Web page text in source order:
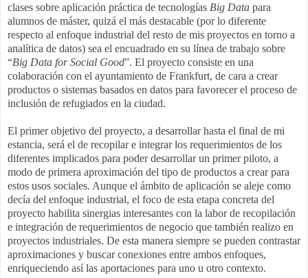
clases sobre aplicación práctica de tecnologías Big Data para
alumnos de máster, quizá el más destacable (por lo diferente
respecto al enfoque industrial del resto de mis proyectos en torno a
analítica de datos) sea el encuadrado en su línea de trabajo sobre
“Big Data for Social Good”. El proyecto consiste en una
colaboración con el ayuntamiento de Frankfurt, de cara a crear
productos o sistemas basados en datos para favorecer el proceso de
inclusión de refugiados en la ciudad.
El primer objetivo del proyecto, a desarrollar hasta el final de mi
estancia, será el de recopilar e integrar los requerimientos de los
diferentes implicados para poder desarrollar un primer piloto, a
modo de primera aproximación del tipo de productos a crear para
estos usos sociales. Aunque el ámbito de aplicación se aleje como
decía del enfoque industrial, el foco de esta etapa concreta del
proyecto habilita sinergias interesantes con la labor de recopilación
e integración de requerimientos de negocio que también realizo en
proyectos industriales. De esta manera siempre se pueden contrastar
aproximaciones y buscar conexiones entre ambos enfoques,
enriqueciendo así las aportaciones para uno u otro contexto.